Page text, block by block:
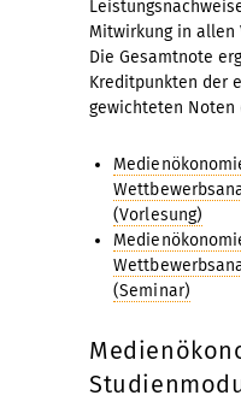
Mitwirkung in allen
Die Gesamtnote
Kreditpunkten der
gewichteten Noten
(Vorlesung)
(Seminar)